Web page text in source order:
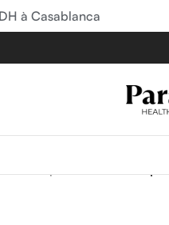
Casablanca